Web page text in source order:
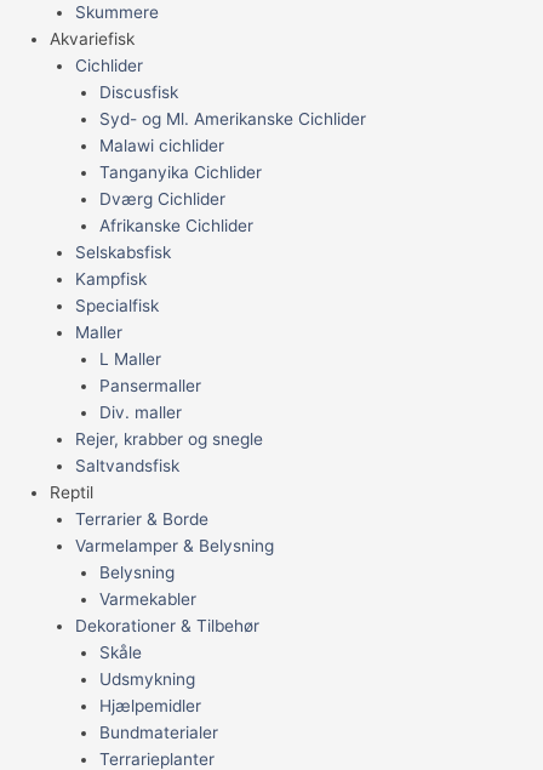
Skummere
Akvariefisk
Cichlider
Discusfisk
Syd- og Ml. Amerikanske Cichlider
Malawi cichlider
Tanganyika Cichlider
Dværg Cichlider
Afrikanske Cichlider
Selskabsfisk
Kampfisk
Specialfisk
Maller
L Maller
Pansermaller
Div. maller
Rejer, krabber og snegle
Saltvandsfisk
Reptil
Terrarier & Borde
Varmelamper & Belysning
Belysning
Varmekabler
Dekorationer & Tilbehør
Skåle
Udsmykning
Hjælpemidler
Bundmaterialer
Terrarieplanter